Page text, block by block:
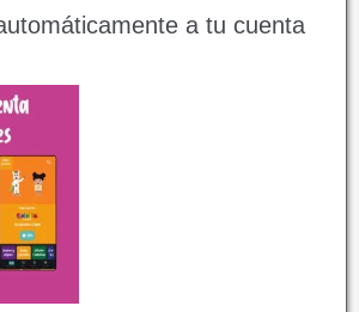
a tu cuenta